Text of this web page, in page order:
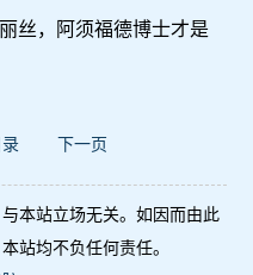
，阿须福德博士才是
下一页
本站立场无关。如因而由此
站均不负任何责任。